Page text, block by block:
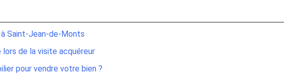
Saint-Jean-de-Monts
de la visite acquéreur
pour vendre votre bien ?